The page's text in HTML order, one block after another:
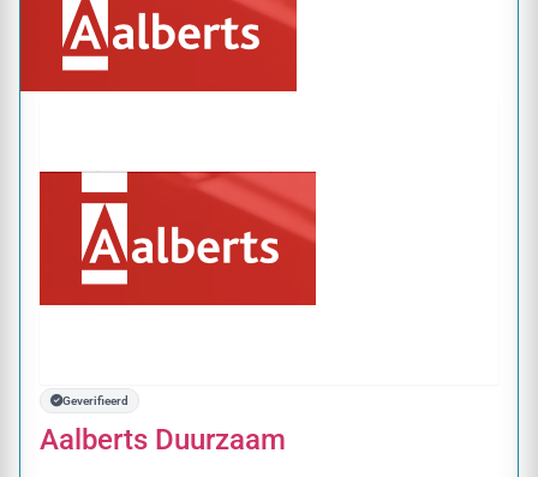
Geverifieerd
Aalberts Duurzaam